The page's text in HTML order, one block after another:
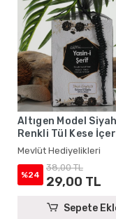
Altıgen Model Siyah
Renkli Tül Kese
Yasin Kitabı ve
Mevlüt Hediyelikleri
Mevlüt Hediyelikleri
%24
38,00 TL
29,00 TL
Sepete